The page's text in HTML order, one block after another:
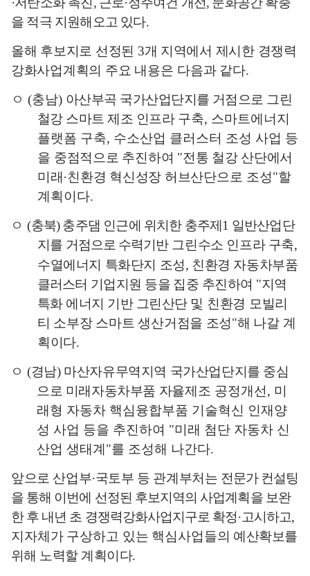
을 적극 지원해오고 있다.
올해 후보지로 선정된 3개 지역에서 제시한 경쟁력
강화사업계획의 주요 내용은 다음과 같다.
ㅇ (충남) 아산부곡 국가산업단지를 거점으로 그린
철강 스마트 제조 인프라 구축, 스마트에너지
플랫폼 구축, 수소산업 클러스터 조성 사업 등
을 중점적으로 추진하여 "전통 철강 산단에서
미래 ·친환경 혁신성장 허브산단으로 조성"할
계획이다.
ㅇ(충북)충주댐 인근에 위치한 충주제 1 일반산업단
지를 거점으로 수력기반 그린수소 인프라 구축,
수열에너지 특화단지 조성, 친환경 자동차부품
클러스터 기업지원 등을 집중 추진하여 "지역
특화 에너지 기반 그린산단 및 친환경 모빌리
티 소부장 스마트 생산거점을 조성"해 나갈 계
획이다.
ㅇ(경남) 마산자유무역지역 국가산업단지를 중심
으로 미래자동차부품 자율제조 공정개선, 미
래형 자동차 핵심융합부품 기술혁신 인재양
성 사업 등을 추진하여 "미래 첨단 자동차 신
산업 생태계 "를 조성해 나간다.
앞으로 산업부·국토부 등 관계부처는 전문가 컨설팅
을 통해 이번에 선정된 후보지역의 사업계획을 보완
한 후 내년 초 경쟁력강화사업지구로 확정·고시 하고,
지자체가 구상하고 있는 핵심사업들의 예산확보를
위해 노력할 계획이다.